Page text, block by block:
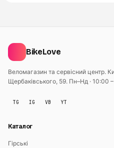
BikeLove
Веломагазин та сервісний центр.
Щербаківського, 59. Пн–Нд · 10:00
TG IG VB YT
Каталог
Гірські